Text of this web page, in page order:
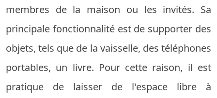
membres de la maison ou les invités. Sa
principale fonctionnalité est de supporter des
objets, tels que de la vaisselle, des téléphones
portables, un livre. Pour cette raison, il est
pratique de laisser de l'espace libre à